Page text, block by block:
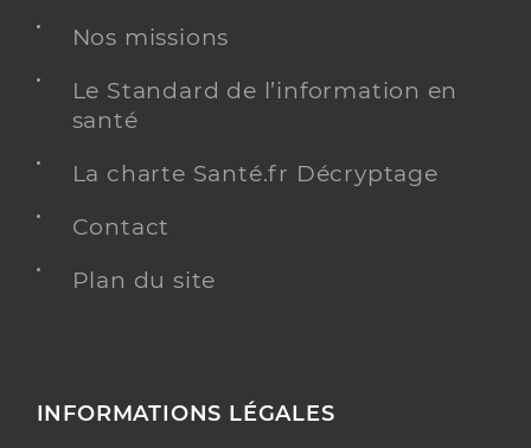
Nos missions
Le Standard de l’information en
santé
La charte Santé.fr Décryptage
Contact
Plan du site
INFORMATIONS LÉGALES